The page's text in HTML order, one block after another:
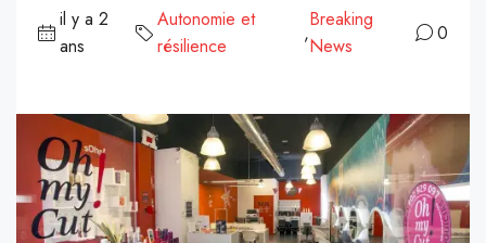
il y a 2
ans
Autonomie et
résilience
,
Breaking
News
0